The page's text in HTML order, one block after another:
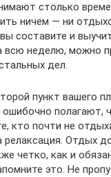
столько
ничем — ни
составите и
всю неделю, можно
дел.
пункт вашего
ошибочно полагают,
кто почти не
релаксация. Отдых
четко, как и
это. Не